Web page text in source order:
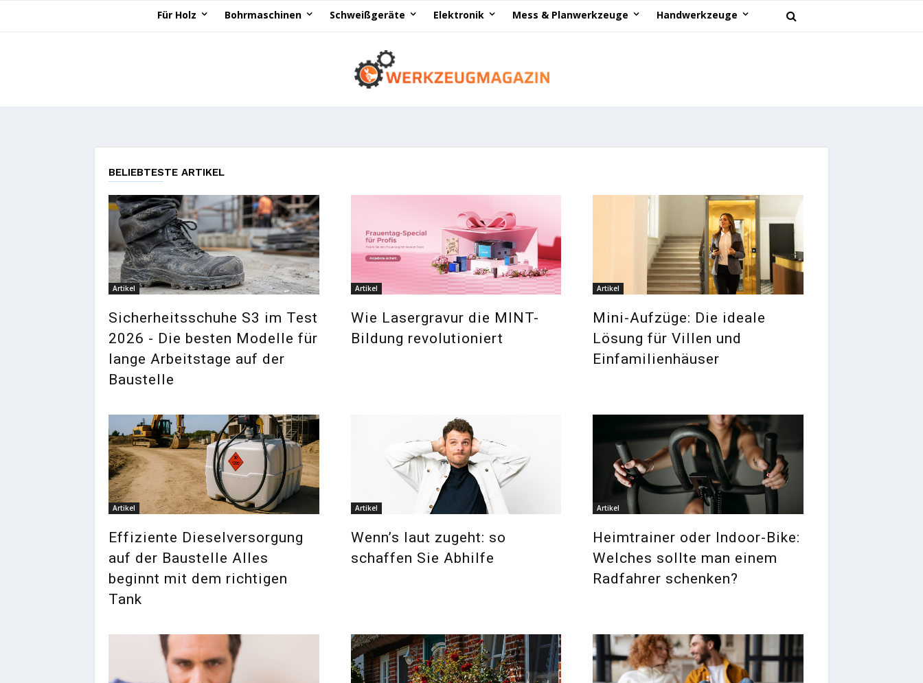
Für Holz Bohrmaschinen Schweißgeräte Elektronik Mess & Planwerkzeuge Handwerkzeuge
BELIEBTESTE ARTIKEL
Artikel
Sicherheitsschuhe S3 im Test
2026 - Die besten Modelle für
lange Arbeitstage auf der
Baustelle
Artikel
Wie Lasergravur die MINT-
Bildung revolutioniert
Artikel
Mini-Aufzüge: Die ideale
Lösung für Villen und
Einfamilienhäuser
Artikel
Effiziente Dieselversorgung
auf der Baustelle Alles
beginnt mit dem richtigen
Tank
Artikel
Wenn’s laut zugeht: so
schaffen Sie Abhilfe
Artikel
Heimtrainer oder Indoor-Bike:
Welches sollte man einem
Radfahrer schenken?